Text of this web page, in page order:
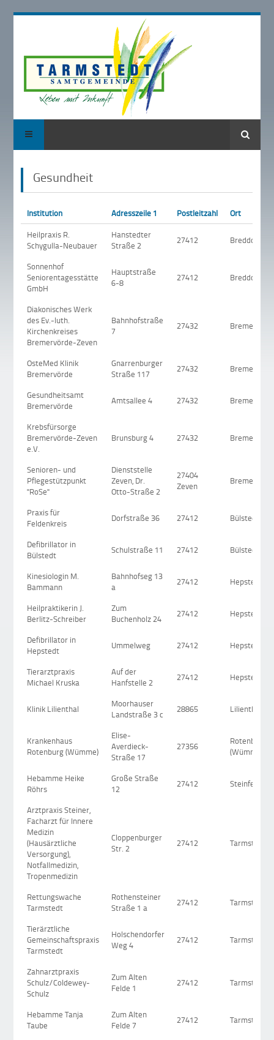
Suche
Gesundheit
Institution Adresszeile 1 Postleitzahl
Ort
Heilpraxis R.
Schygulla-Neubauer
Hanstedter
Straße 2
27412 Breddorf
Sonnenhof
Seniorentagesstätte
GmbH
Hauptstraße
6-8
27412 Breddorf
Diakonisches Werk
des Ev.-luth.
Kirchenkreises
Bremervörde-Zeven
Bahnhofstraße
7
27432
OsteMed Klinik
Bremervörde
Gnarrenburger
Straße 117
27432
Gesundheitsamt
Bremervörde
Amtsallee 4 27432
Krebsfürsorge
Bremervörde-Zeven
e.V.
Brunsburg 4 27432
Senioren- und
Pflegestützpunkt
"RoSe"
Dienststelle
Zeven, Dr.
Otto-Straße 2
27404
Zeven
Praxis für
Feldenkreis
Dorfstraße 36 27412 Bülstedt
Defibrillator in
Bülstedt
Schulstraße 11 27412 Bülstedt
Kinesiologin M.
Bammann
Bahnhofseg 13
a
27412 Hepstedt
Heilpraktikerin J.
Berlitz-Schreiber
Zum
Buchenholz 24
27412 Hepstedt
Defibrillator in
Hepstedt
Ummelweg 27412 Hepstedt
Tierarztpraxis
Michael Kruska
Auf der
Hanfstelle 2
27412 Hepstedt
Klinik Lilienthal
Moorhauser
Landstraße 3 c
28865 Lilienthal
Krankenhaus
Rotenburg (Wümme)
Elise-
Averdieck-
Straße 17
27356
Rotenburg
(Wümme)
Hebamme Heike
Röhrs
Große Straße
12
27412 Steinfeld
Arztpraxis Steiner,
Facharzt für Innere
Medizin
(Hausärztliche
Versorgung),
Notfallmedizin,
Tropenmedizin
Cloppenburger
Str. 2
27412 Tarmstedt
Rettungswache
Tarmstedt
Rothensteiner
Straße 1 a
27412 Tarmstedt
Tierärztliche
Gemeinschaftspraxis
Tarmstedt
Holschendorfer
Weg 4
27412 Tarmstedt
Zahnarztpraxis
Schulz/Coldewey-
Schulz
Zum Alten
Felde 1
27412 Tarmstedt
Hebamme Tanja
Taube
Zum Alten
Felde 7
27412 Tarmstedt